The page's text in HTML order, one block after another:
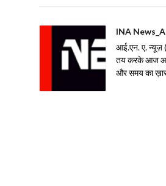
INA
आई.एन. ए. न्यूज़
तय करके आज आप
और समय का